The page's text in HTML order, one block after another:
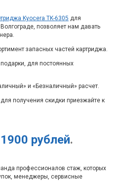
Kyocera TK-6305 для
позволяет нам давать
запасных частей картриджа.
для постоянных
и «Безналичный» расчет.
получения скидки приезжайте к
1900 рублей.
профессионалов стаж, которых
менеджеры, сервисные